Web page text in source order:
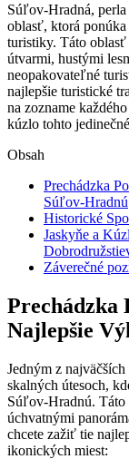
Súľov-Hradná, perla
oblasť, ktorá
turistiky. Táto
útvarmi, hustými
neopakovateľné
najlepšie turistické
na zozname
kúzlo tohto
Obsah
Prechádzka
Súľov-Hradnú
Historické
Jaskyňe a
Záverečné
Prechádzka
Najlepšie
Jedným z
skalných útesoch,
Súľov-Hradnú. Táto
úchvatnými
chcete zažiť tie
ikonických miest: